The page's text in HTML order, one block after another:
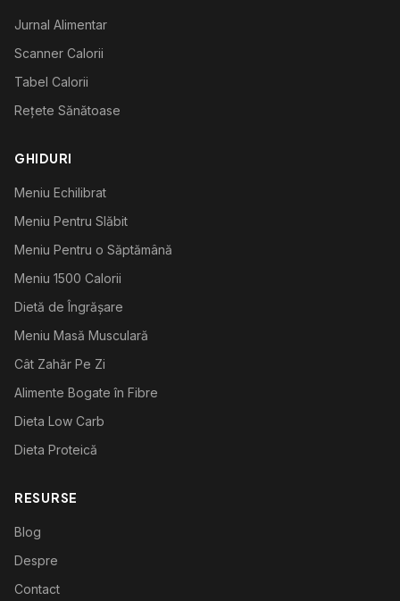
Jurnal Alimentar
Scanner Calorii
Tabel Calorii
Rețete Sănătoase
GHIDURI
Meniu Echilibrat
Meniu Pentru Slăbit
Meniu Pentru o Săptămână
Meniu 1500 Calorii
Dietă de Îngrășare
Meniu Masă Musculară
Cât Zahăr Pe Zi
Alimente Bogate în Fibre
Dieta Low Carb
Dieta Proteică
RESURSE
Blog
Despre
Contact